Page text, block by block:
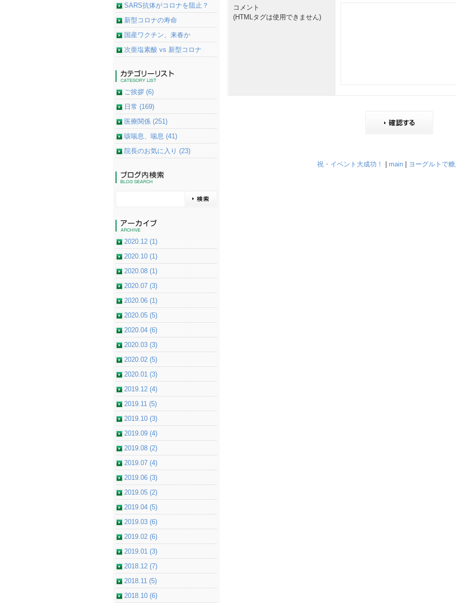
コメント
(HTMLタグは使用できません)
祝・イベント大成功！ main ヨーグルトで
SARS抗体がコロナを阻止？
新型コロナの寿命
国産ワクチン、来春か
次亜塩素酸 vs 新型コロナ
ご挨拶 (6)
日常 (169)
医療関係 (251)
咳喘息、喘息 (41)
院長のお気に入り (23)
2020.12 (1)
2020.10 (1)
2020.08 (1)
2020.07 (3)
2020.06 (1)
2020.05 (5)
2020.04 (6)
2020.03 (3)
2020.02 (5)
2020.01 (3)
2019.12 (4)
2019.11 (5)
2019.10 (3)
2019.09 (4)
2019.08 (2)
2019.07 (4)
2019.06 (3)
2019.05 (2)
2019.04 (5)
2019.03 (6)
2019.02 (6)
2019.01 (3)
2018.12 (7)
2018.11 (5)
2018.10 (6)